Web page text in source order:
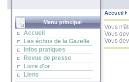
Menu principal
Accueil
Les échos de la Gazelle
Infos pratiques
Revue de presse
Livre d'or
Liens
Accueil
Vous
Vous
Vous